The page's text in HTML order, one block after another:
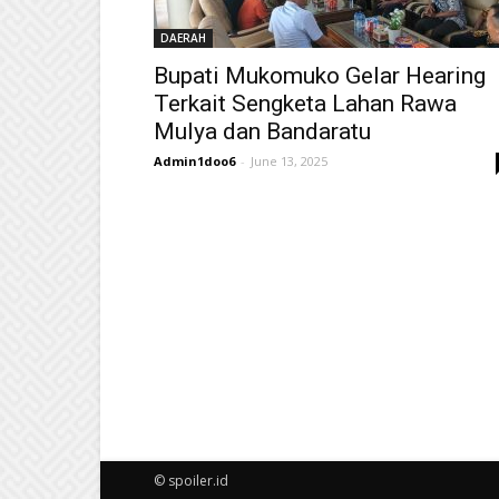
DAERAH
Bupati Mukomuko Gelar Hearing
Terkait Sengketa Lahan Rawa
Mulya dan Bandaratu
Admin1doo6 - June 13, 2025
© spoiler.id